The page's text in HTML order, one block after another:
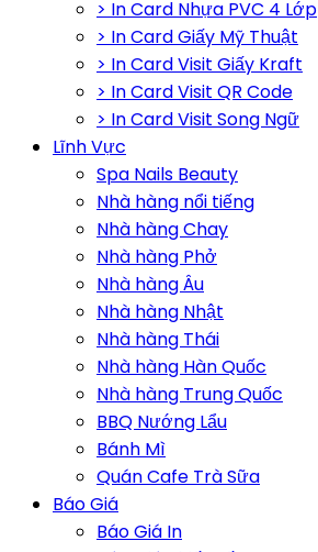
> In Card Nhựa PVC 4 Lớp
> In Card Giấy Mỹ Thuật
> In Card Visit Giấy Kraft
> In Card Visit QR Code
> In Card Visit Song Ngữ
Lĩnh Vực
Spa Nails Beauty
Nhà hàng nổi tiếng
Nhà hàng Chay
Nhà hàng Phở
Nhà hàng Âu
Nhà hàng Nhật
Nhà hàng Thái
Nhà hàng Hàn Quốc
Nhà hàng Trung Quốc
BBQ Nướng Lẩu
Bánh Mì
Quán Cafe Trà Sữa
Báo Giá
Báo Giá In